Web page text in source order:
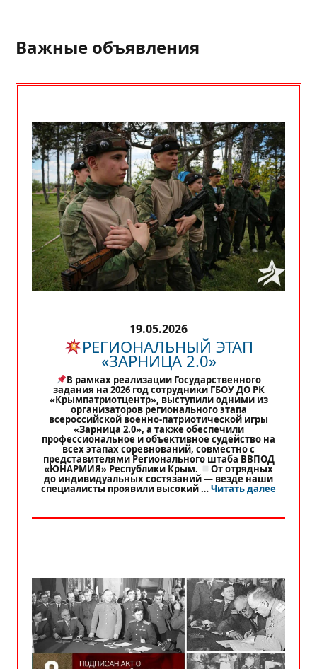
Важные объявления
19.05.2026
РЕГИОНАЛЬНЫЙ ЭТАП
«ЗАРНИЦА 2.0»
В рамках реализации Государственного
задания на 2026 год сотрудники ГБОУ ДО РК
«Крымпатриотцентр», выступили одними из
организаторов регионального этапа
всероссийской военно-патриотической игры
«Зарница 2.0», а также обеспечили
профессиональное и объективное судейство на
всех этапах соревнований, совместно с
представителями Регионального штаба ВВПОД
«ЮНАРМИЯ» Республики Крым. От отрядных
до индивидуальных состязаний — везде наши
специалисты проявили высокий …Читать далее«